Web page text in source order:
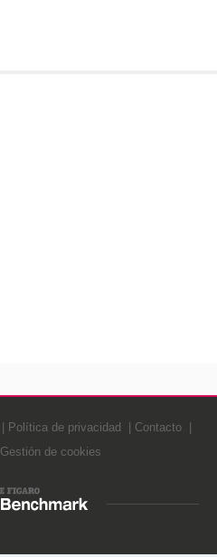
Política de privacidad
Contacto
Gestión de cookies